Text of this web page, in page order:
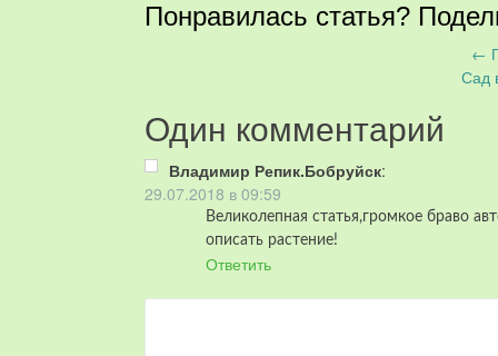
Понравилась статья?
навигация
←
Сад
Один комментарий
Владимир Репик.Бобруйск:
29.07.2018 в 09:59
Великолепная статья,громкое браво
описать растение!
Ответить